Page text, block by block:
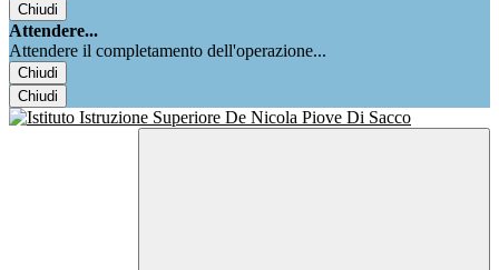
Chiudi
Attendere...
Attendere il completamento dell'operazione...
Chiudi
Chiudi